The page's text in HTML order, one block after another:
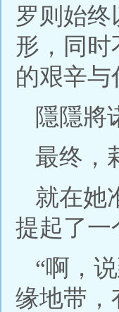
罗则始
形，同时
的艰辛与
隱隱將
最终，
就在她
提起了一
“啊，
缘地带，